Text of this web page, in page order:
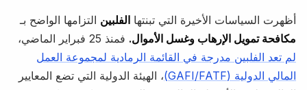
أظهرت السياسات الأخيرة التي تبنتها الفلبين التزامها الواضح بـ
مكافحة تمويل الإرهاب وغسل الأموال. فمنذ 25 فبراير الماضي،
لم تعد الفلبين مدرجة في القائمة الرمادية لمجموعة العمل
المالي الدولية (GAFI/FATF)
، الهيئة الدولية التي تضع المعايير